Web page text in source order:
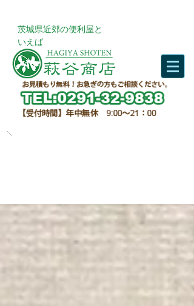
​茨城県近郊の便利屋と
いえば